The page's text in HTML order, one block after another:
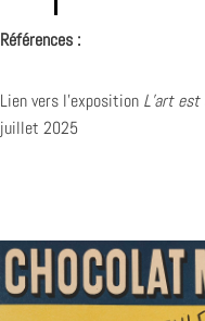
Références :
Lien vers l’exposition L’art
juillet 2025